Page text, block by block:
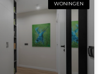
WONINGEN